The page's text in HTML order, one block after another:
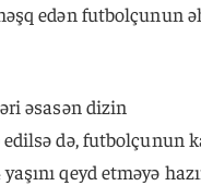
edən futbolçunun
əsasən dizin
də, futbolçunun
qeyd etməyə